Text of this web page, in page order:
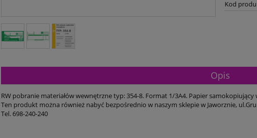
Kod
Opis
RW pobranie materiałów wewnętrzne typ: 354-8. Format 1/3A4. Papier samokopiujący
Ten produkt można również nabyć bezpośrednio w naszym sklepie w Jaworznie,
Tel. 698-240-240